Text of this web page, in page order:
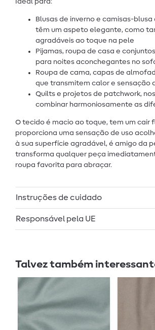
Ideal para:
Blusas de inverno e camisas-blusa
têm um aspeto elegante, como
agradáveis ao toque na pele
Pijamas, roupa de casa e
para noites aconchegantes no
Roupa de cama, capas de
que transmitem calor e sensação
Quilts e projetos de patchwork,
combinar harmoniosamente as
O tecido é macio ao toque, tem um cair
proporciona uma sensação de uso
à sua superfície agradável, é amigo da
transforma qualquer peça
roupa favorita para abraçar.
Instruções de cuidado
Responsável pela UE
Talvez também